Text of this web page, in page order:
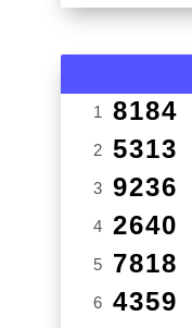
1 8184
2 5313
3 9236
4 2640
5 7818
6 4359